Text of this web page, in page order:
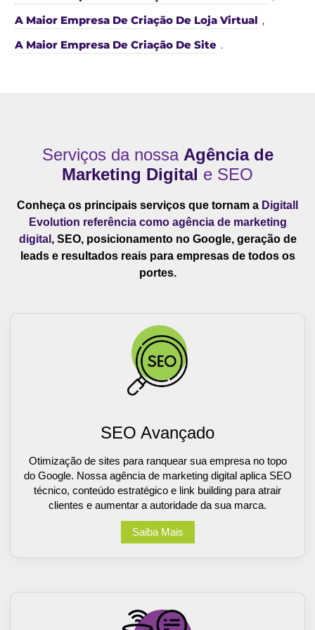
A Maior Empresa De Criação De Loja Virtual ,
A Maior Empresa De Criação De Site .
Serviços da nossa Agência de
Marketing Digital e SEO
Conheça os principais serviços que tornam a Digitall
Evolution referência como agência de marketing
digital , SEO, posicionamento no Google, geração de
leads e resultados reais para empresas de todos os
portes.
SEO Avançado
Otimização de sites para ranquear sua empresa no topo
do Google. Nossa agência de marketing digital aplica SEO
técnico, conteúdo estratégico e link building para atrair
clientes e aumentar a autoridade da sua marca.
Saiba Mais